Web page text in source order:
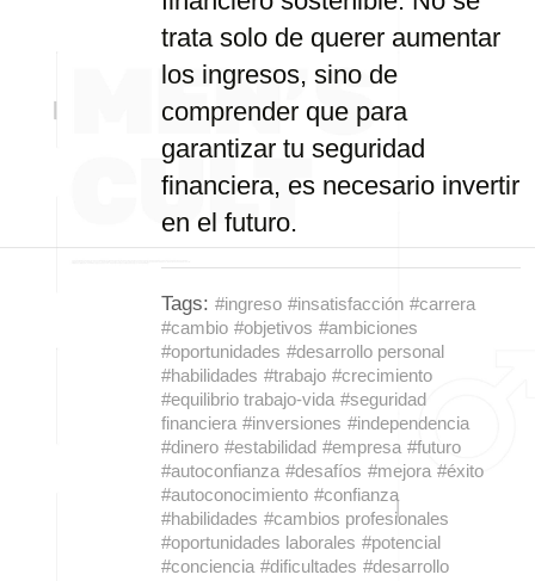
trata solo de querer aumentar
los ingresos, sino de
comprender que para
garantizar tu seguridad
financiera, es necesario invertir
en el futuro.
Tags: #ingreso #insatisfacción #carrera
#cambio #objetivos #ambiciones
#oportunidades #desarrollo personal
#habilidades #trabajo #crecimiento
#equilibrio trabajo-vida #seguridad
financiera #inversiones #independencia
#dinero #estabilidad #empresa #futuro
#autoconfianza #desafíos #mejora #éxito
#autoconocimiento #confianza
#habilidades #cambios profesionales
#oportunidades laborales #potencial
#conciencia #dificultades #desarrollo